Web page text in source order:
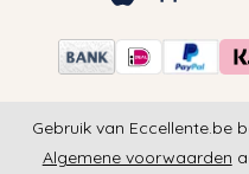
Gebruik van Eccellente.be
Algemene voorwaarden